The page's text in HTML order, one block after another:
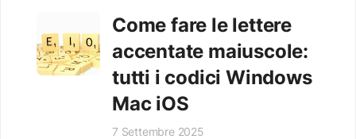
Come fare le lettere
accentate maiuscole:
tutti i codici Windows
Mac iOS
7 Settembre 2025